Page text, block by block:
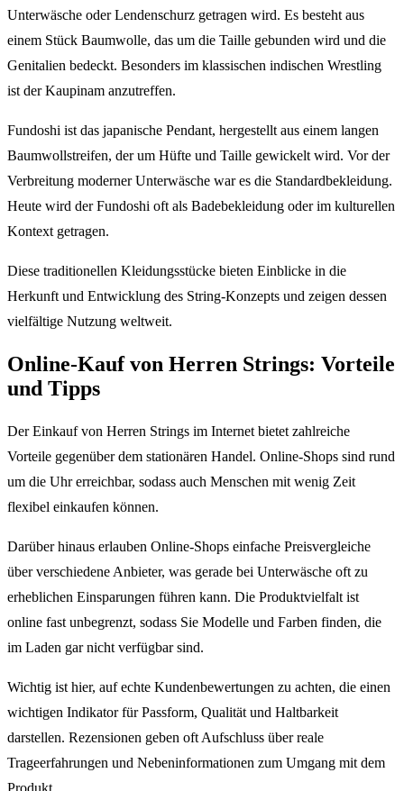
Unterwäsche oder Lendenschurz getragen wird. Es besteht aus
einem Stück Baumwolle, das um die Taille gebunden wird und die
Genitalien bedeckt. Besonders im klassischen indischen Wrestling
ist der Kaupinam anzutreffen.
Fundoshi ist das japanische Pendant, hergestellt aus einem langen
Baumwollstreifen, der um Hüfte und Taille gewickelt wird. Vor der
Verbreitung moderner Unterwäsche war es die Standardbekleidung.
Heute wird der Fundoshi oft als Badebekleidung oder im kulturellen
Kontext getragen.
Diese traditionellen Kleidungsstücke bieten Einblicke in die
Herkunft und Entwicklung des String-Konzepts und zeigen dessen
vielfältige Nutzung weltweit.
Online-Kauf von Herren Strings: Vorteile
und Tipps
Der Einkauf von Herren Strings im Internet bietet zahlreiche
Vorteile gegenüber dem stationären Handel. Online-Shops sind rund
um die Uhr erreichbar, sodass auch Menschen mit wenig Zeit
flexibel einkaufen können.
Darüber hinaus erlauben Online-Shops einfache Preisvergleiche
über verschiedene Anbieter, was gerade bei Unterwäsche oft zu
erheblichen Einsparungen führen kann. Die Produktvielfalt ist
online fast unbegrenzt, sodass Sie Modelle und Farben finden, die
im Laden gar nicht verfügbar sind.
Wichtig ist hier, auf echte Kundenbewertungen zu achten, die einen
wichtigen Indikator für Passform, Qualität und Haltbarkeit
darstellen. Rezensionen geben oft Aufschluss über reale
Trageerfahrungen und Nebeninformationen zum Umgang mit dem
Produkt.